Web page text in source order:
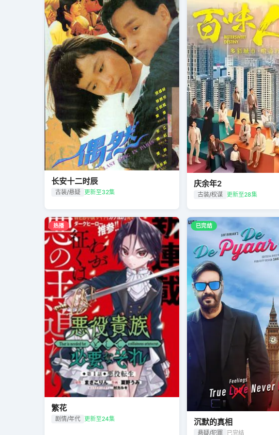
长安十二时辰
古装/悬疑 更新至32集
庆余年2
古装/权谋 更新至28集
热播
繁花
剧情/年代 更新至24集
已完结
沉默的真相
悬疑/犯罪 已完结